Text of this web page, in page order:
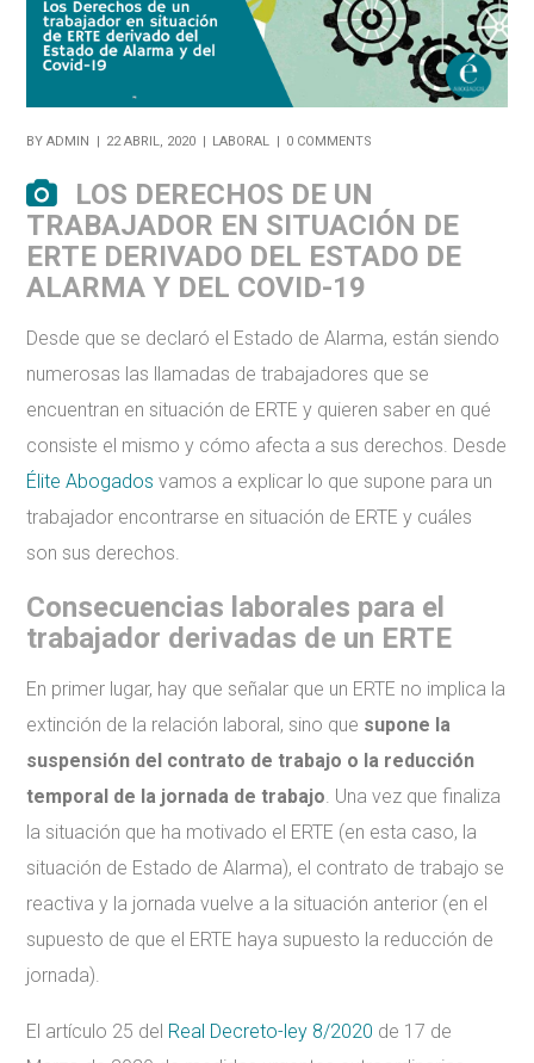
BYADMIN 22 ABRIL, 2020 LABORAL 0 COMMENTS
LOS DERECHOS DE UN
TRABAJADOR EN SITUACIÓN DE
ERTE DERIVADO DEL ESTADO DE
ALARMA Y DEL COVID-19
Desde que se declaró el Estado de Alarma, están siendo
numerosas las llamadas de trabajadores que se
encuentran en situación de ERTE y quieren saber en qué
consiste el mismo y cómo afecta a sus derechos. Desde
Élite Abogados vamos a explicar lo que supone para un
trabajador encontrarse en situación de ERTE y cuáles
son sus derechos.
Consecuencias laborales para el
trabajador derivadas de un ERTE
En primer lugar, hay que señalar que un ERTE no implica la
extinción de la relación laboral, sino que supone la
suspensión del contrato de trabajo o la reducción
temporal de la jornada de trabajo . Una vez que finaliza
la situación que ha motivado el ERTE (en esta caso, la
situación de Estado de Alarma), el contrato de trabajo se
reactiva y la jornada vuelve a la situación anterior (en el
supuesto de que el ERTE haya supuesto la reducción de
jornada).
El artículo 25 del Real Decreto-ley 8/2020 de 17 de